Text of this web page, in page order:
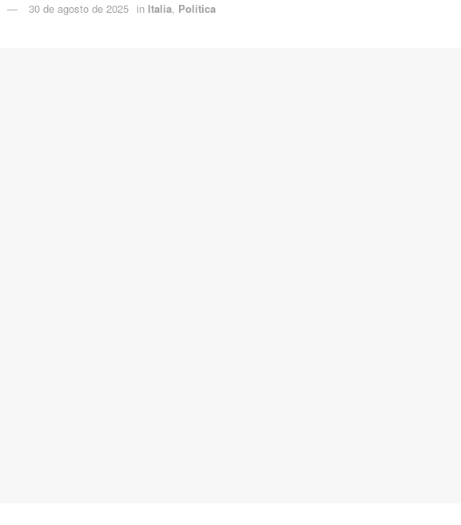
30 de agosto de 2025 in Italia, Política